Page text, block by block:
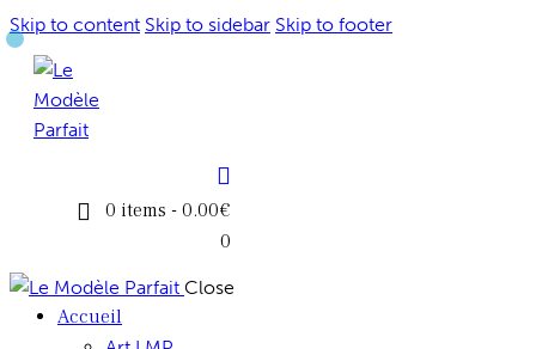
Skip to content Skip to sidebar Skip to footer
0 items - 0.00€
0
Close
Accueil